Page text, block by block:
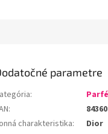
parametre
:
:
charakteristika: Dior